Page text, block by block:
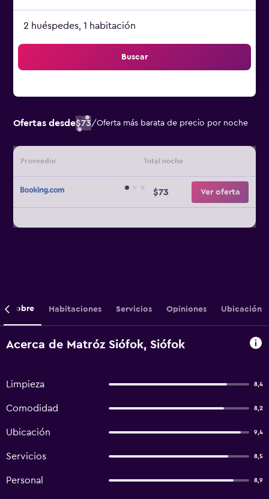
2 huéspedes, 1 habitación
Buscar
Ofertas desde$73/Oferta más barata de precio por noche
Proveedor Total noche
$73 Ver oferta
Sobre Habitaciones Servicios Opiniones Ubicación
Acerca de Matróz Siófok, Siófok
Limpieza 8,4
Comodidad 8,2
Ubicación 9,4
Servicios 8,5
Personal 8,9